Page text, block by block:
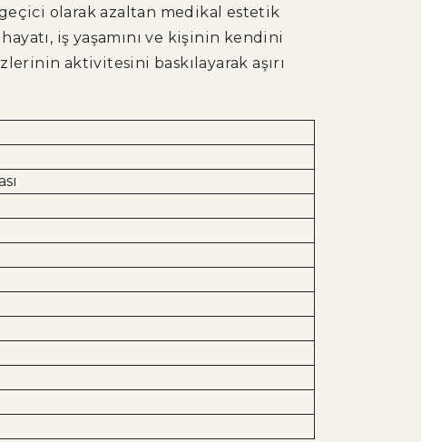
olarak azaltan medikal estetik
iş yaşamını ve kişinin kendini
aktivitesini baskılayarak aşırı